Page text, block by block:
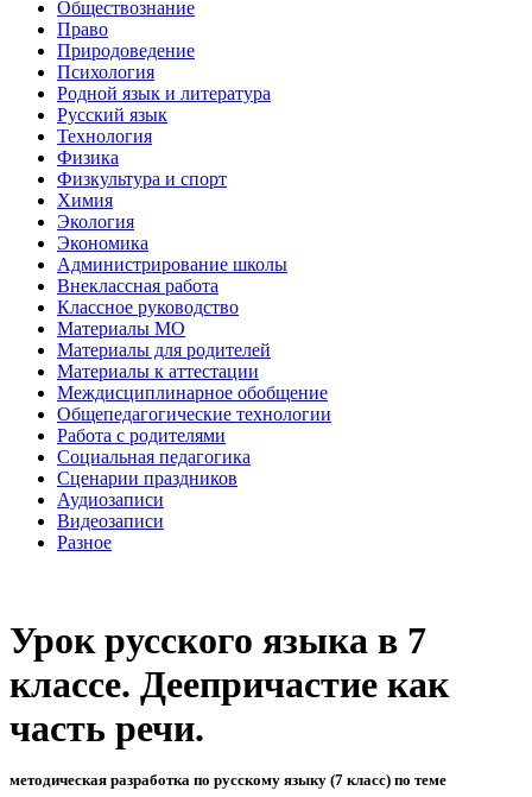
Обществознание
Право
Природоведение
Психология
Родной язык и литература
Русский язык
Технология
Физика
Физкультура и спорт
Химия
Экология
Экономика
Администрирование школы
Внеклассная работа
Классное руководство
Материалы МО
Материалы для родителей
Материалы к аттестации
Междисциплинарное обобщение
Общепедагогические технологии
Работа с родителями
Социальная педагогика
Сценарии праздников
Аудиозаписи
Видеозаписи
Разное
Урок русского языка в 7
классе. Деепричастие как
часть речи.
методическая разработка по русскому языку (7 класс) по теме